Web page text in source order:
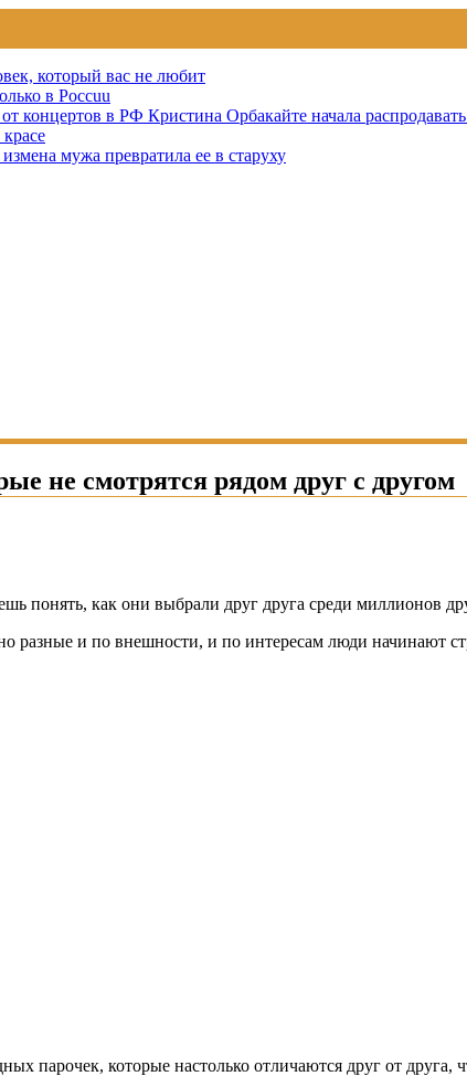
который вас не любит
в Россuu
от концертов в РФ Кристина Орбакайте начала
мужа превратила ее в старуху
не смотрятся рядом друг с другом
понять, как они выбрали друг друга среди миллионов
разные и по внешности, и по интересам люди начинают
парочек, которые настолько отличаются друг от друга,